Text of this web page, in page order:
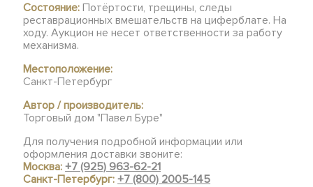
Состояние: Потёртости, трещины, следы
реставрационных вмешательств на циферблате. На
ходу. Аукцион не несет ответственности за работу
механизма.
Местоположение:
Санкт-Петербург
Автор / производитель:
Торговый дом "Павел Буре"
Для получения подробной информации или
оформления доставки звоните:
Москва:+7 (925) 963-62-21
Санкт-Петербург:+7 (800) 2005-145